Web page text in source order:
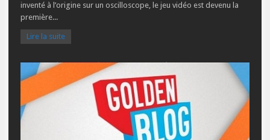
inventé à l’origine sur un oscilloscope, le jeu vidéo est devenu la
première...
Lire la suite